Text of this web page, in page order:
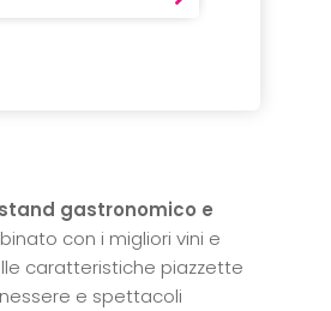
gastronomico e
con i migliori vini e
caratteristiche piazzette
e spettacoli